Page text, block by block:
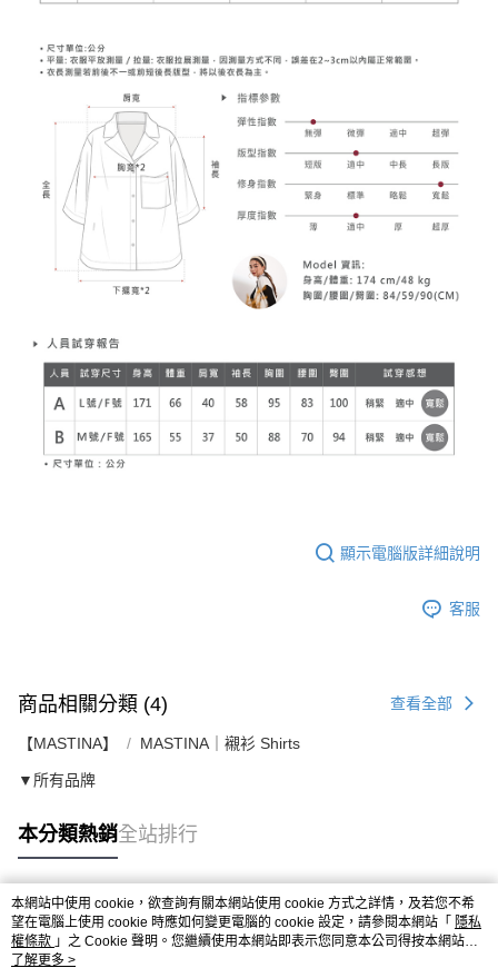
顯示電腦版詳細說明
客服
商品相關分類 (4) 查看全部
【MASTINA】 MASTINA｜襯衫 Shirts
▼所有品牌
本分類熱銷全站排行
熱門標籤
本網站中使用 cookie，欲查詢有關本網站使用 cookie 方式之詳情，及若您不希
望在電腦上使用 cookie 時應如何變更電腦的 cookie 設定，請參閱本網站「 隱私
權條款 」之 Cookie 聲明。您繼續使用本網站即表示您同意本公司得按本網站使
用條款之 Cookie 聲明使用 cookie。
了解更多 >